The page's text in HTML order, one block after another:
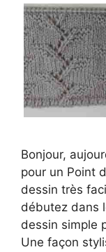
Bonjour,
pour un Point
dessin très
débutez dans
dessin simple
Une façon